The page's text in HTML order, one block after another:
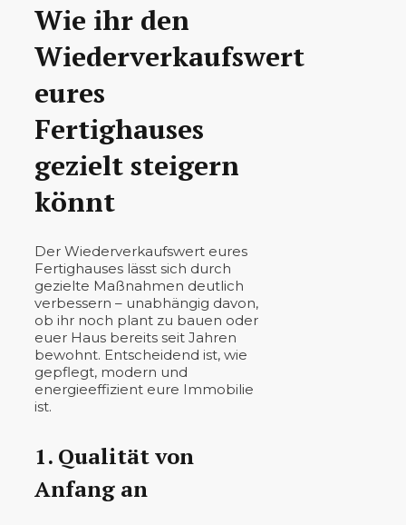
Wie ihr den
Wiederverkaufswert
eures
Fertighauses
gezielt steigern
könnt
Der Wiederverkaufswert eures
Fertighauses lässt sich durch
gezielte Maßnahmen deutlich
verbessern – unabhängig davon,
ob ihr noch plant zu bauen oder
euer Haus bereits seit Jahren
bewohnt. Entscheidend ist, wie
gepflegt, modern und
energieeffizient eure Immobilie
ist.
1. Qualität von
Anfang an